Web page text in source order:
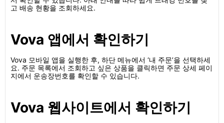
고 배송 현황을 조회하세요.
Vova 앱에서 확인하기
Vova 모바일 앱을 실행한 후, 하단 메뉴에서 ‘내 주문’을 선택하세
요. 주문 목록에서 조회하고 싶은 상품을 클릭하면 주문 상세 페이
지에서 운송장번호를 확인할 수 있습니다.
Vova 웹사이트에서 확인하기